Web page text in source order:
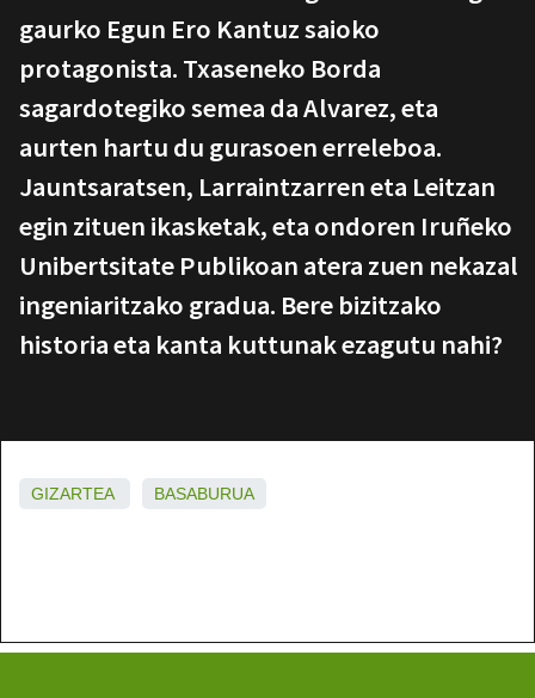
gaurko Egun Ero Kantuz saioko
protagonista. Txaseneko Borda
sagardotegiko semea da Alvarez, eta
aurten hartu du gurasoen erreleboa.
Jauntsaratsen, Larraintzarren eta Leitzan
egin zituen ikasketak, eta ondoren Iruñeko
Unibertsitate Publikoan atera zuen nekazal
ingeniaritzako gradua. Bere bizitzako
historia eta kanta kuttunak ezagutu nahi?
GIZARTEA BASABURUA